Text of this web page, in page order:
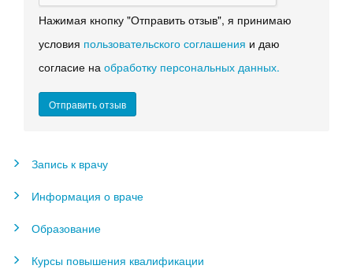
Нажимая кнопку "Отправить отзыв", я принимаю
условия пользовательского соглашения и даю
согласие на обработку персональных данных.
Запись к врачу
Информация о враче
Образование
Курсы повышения квалификации